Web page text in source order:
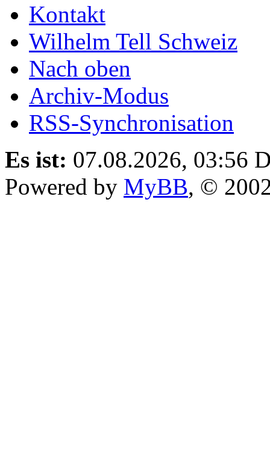
Kontakt
Wilhelm Tell Schweiz
Nach oben
Archiv-Modus
RSS-Synchronisation
Es ist: 07.08.2026, 03:56
Powered by MyBB, ©